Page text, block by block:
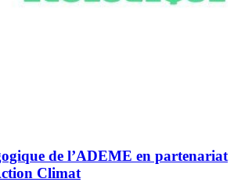
de l’ADEME en partenariat
Climat